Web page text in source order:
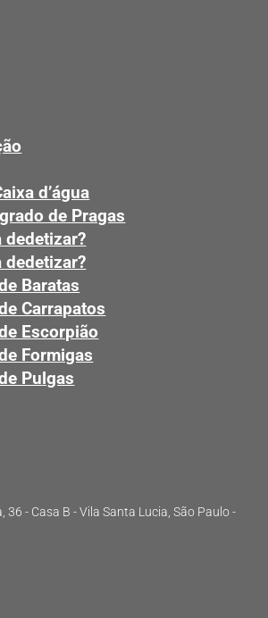
d’água
de Pragas
dedetizar?
dedetizar?
Baratas
Carrapatos
Escorpião
Formigas
Pulgas
36 - Casa B - Vila Santa Lucia, São Paulo -